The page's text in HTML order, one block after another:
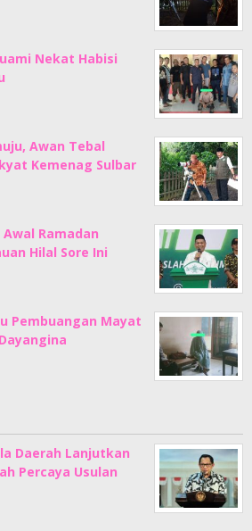
Nekat Habisi
Awan Tebal
Kemenag Sulbar
Ramadan
Hilal Sore Ini
Pembuangan Mayat
Daerah Lanjutkan
Percaya Usulan